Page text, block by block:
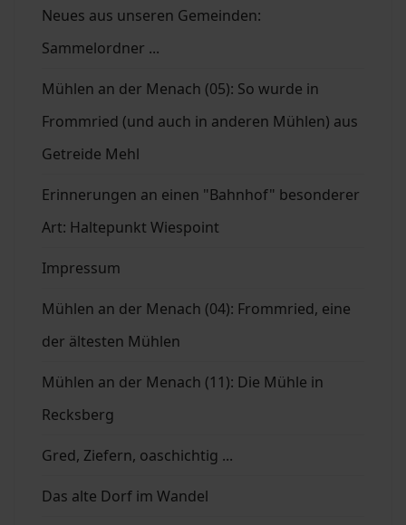
Neues aus unseren Gemeinden:
Sammelordner ...
Mühlen an der Menach (05): So wurde in
Frommried (und auch in anderen Mühlen) aus
Getreide Mehl
Erinnerungen an einen "Bahnhof" besonderer
Art: Haltepunkt Wiespoint
Impressum
Mühlen an der Menach (04): Frommried, eine
der ältesten Mühlen
Mühlen an der Menach (11): Die Mühle in
Recksberg
Gred, Ziefern, oaschichtig ...
Das alte Dorf im Wandel